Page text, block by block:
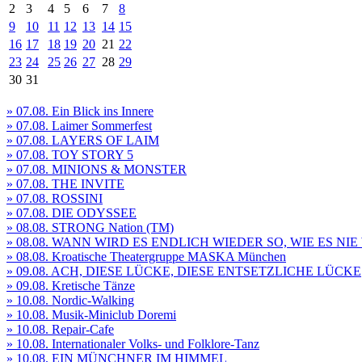
2 3 4 5 6 7
8
9
10 11 12 13 14 15
16 17 18 19 20 21 22
23 24 25 26 27 28 29
30 31
» 07.08. Ein Blick ins Innere
» 07.08. Laimer Sommerfest
» 07.08. LAYERS OF LAIM
» 07.08. TOY STORY 5
» 07.08. MINIONS & MONSTER
» 07.08. THE INVITE
» 07.08. ROSSINI
» 07.08. DIE ODYSSEE
» 08.08. STRONG Nation (TM)
» 08.08. WANN WIRD ES ENDLICH WIEDER SO, WIE ES NIE
» 08.08. Kroatische Theatergruppe MASKA München
» 09.08. ACH, DIESE LÜCKE, DIESE ENTSETZLICHE LÜCKE
» 09.08. Kretische Tänze
» 10.08. Nordic-Walking
» 10.08. Musik-Miniclub Doremi
» 10.08. Repair-Cafe
» 10.08. Internationaler Volks- und Folklore-Tanz
» 10.08. EIN MÜNCHNER IM HIMMEL